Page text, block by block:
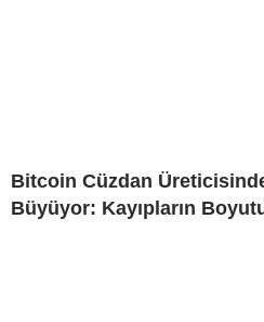
Bitcoin Cüzdan
Büyüyor: Kayıpların